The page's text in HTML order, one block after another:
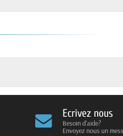
Ecrivez nous
Besoin d'aide?
Envoyez nous un